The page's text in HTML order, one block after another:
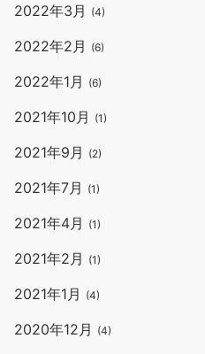
2022年3月 (4)
2022年2月 (6)
2022年1月 (6)
2021年10月 (1)
2021年9月 (2)
2021年7月 (1)
2021年4月 (1)
2021年2月 (1)
2021年1月 (4)
2020年12月 (4)